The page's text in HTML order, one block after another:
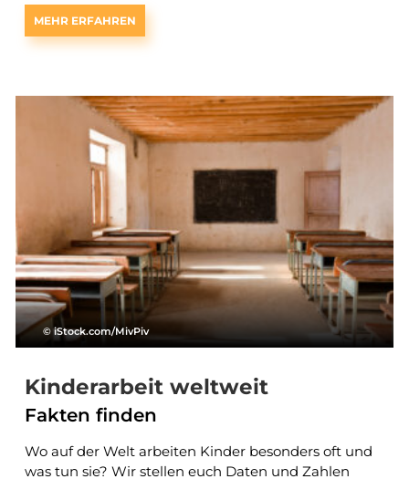
MEHR ERFAHREN
© iStock.com/MivPiv
Kinderarbeit weltweit
Fakten finden
Wo auf der Welt arbeiten Kinder besonders oft und
was tun sie? Wir stellen euch Daten und Zahlen